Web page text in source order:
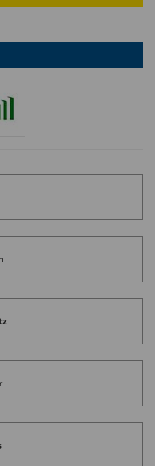
– indem er
aktiv
Nachhaltigkeit